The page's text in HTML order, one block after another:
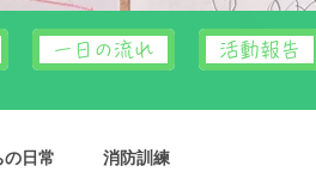
一日の流れ 活動報告
の日常 消防訓練